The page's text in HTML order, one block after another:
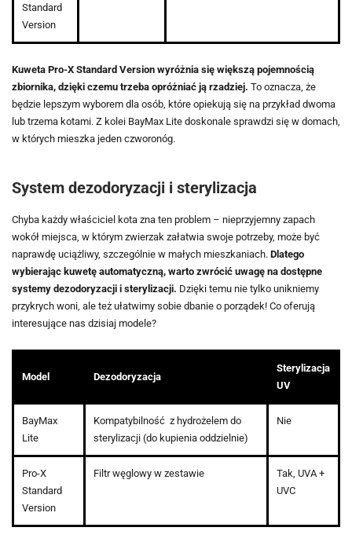
Standard
Version
Kuweta Pro-X Standard Version wyróżnia się większą pojemnością
zbiornika, dzięki czemu trzeba opróżniać ją rzadziej. To oznacza, że
będzie lepszym wyborem dla osób, które opiekują się na przykład dwoma
lub trzema kotami. Z kolei BayMax Lite doskonale sprawdzi się w domach,
w których mieszka jeden czworonóg.
System dezodoryzacji i sterylizacja
Chyba każdy właściciel kota zna ten problem – nieprzyjemny zapach
wokół miejsca, w którym zwierzak załatwia swoje potrzeby, może być
naprawdę uciążliwy, szczególnie w małych mieszkaniach. Dlatego
wybierając kuwetę automatyczną, warto zwrócić uwagę na dostępne
systemy dezodoryzacji i sterylizacji. Dzięki temu nie tylko unikniemy
przykrych woni, ale też ułatwimy sobie dbanie o porządek! Co oferują
interesujące nas dzisiaj modele?
Model Dezodoryzacja
Sterylizacja
UV
BayMax
Lite
Kompatybilność z hydrożelem do
sterylizacji (do kupienia oddzielnie)
Nie
Pro-X
Standard
Version
Filtr węglowy w zestawie
Tak, UVA +
UVC